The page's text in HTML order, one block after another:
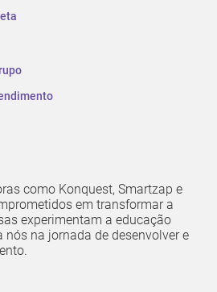
como Konquest, Smartzap e
em transformar a
experimentam a educação
na jornada de desenvolver e